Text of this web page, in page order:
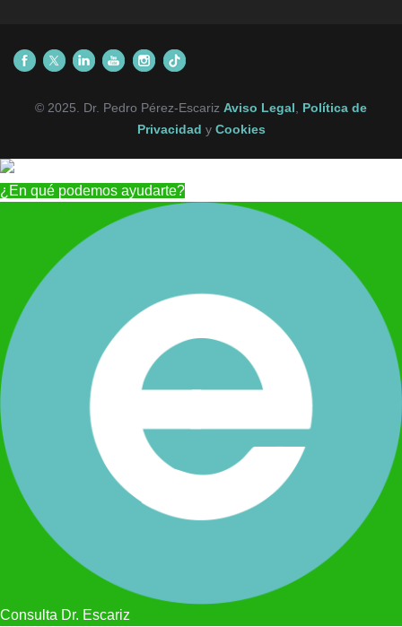
© 2025. Dr. Pedro Pérez-Escariz Aviso Legal
Política de
Privacidad y Cookies
¿En qué podemos ayudarte?
Consulta Dr. Escariz